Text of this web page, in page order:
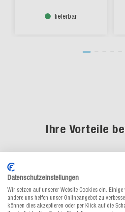
lieferbar
Ihre Vorteile
Fachkundige
Unsere
Datenschutzeinstellungen
Wir setzen auf unserer Website Cookies ein.
andere uns helfen unser Onlineangebot zu
können dies akzeptieren oder per Klick auf die